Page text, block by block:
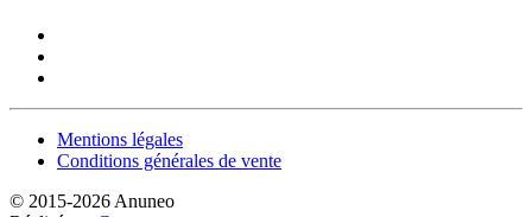
Mentions légales
Conditions générales de vente
© 2015-2026 Anuneo